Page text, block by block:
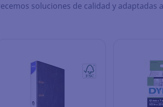
soluciones de calidad y adaptadas